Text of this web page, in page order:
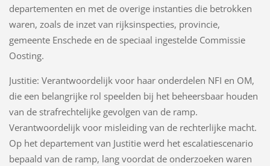
departementen en met de overige instanties die betrokken
waren, zoals de inzet van rijksinspecties, provincie,
gemeente Enschede en de speciaal ingestelde Commissie
Oosting.
Justitie: Verantwoordelijk voor haar onderdelen NFI en OM,
die een belangrijke rol speelden bij het beheersbaar houden
van de strafrechtelijke gevolgen van de ramp.
Verantwoordelijk voor misleiding van de rechterlijke macht.
Op het departement van Justitie werd het escalatiescenario
bepaald van de ramp, lang voordat de onderzoeken waren